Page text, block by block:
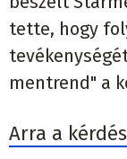
tette, hogy
mentrend" a
Arra a